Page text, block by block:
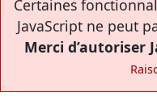
Certaines
JavaScript ne peut
Merci d’autoriser